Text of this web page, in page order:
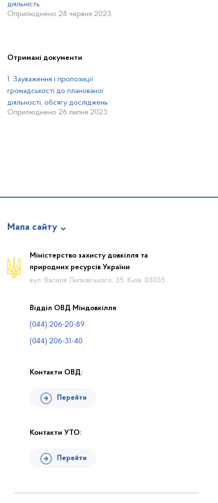
діяльність
Оприлюднено 28 червня 2023
Отримані документи
1. Зауваження і пропозиції
громадськості до планованої
діяльності, обсягу досліджень
Оприлюднено 26 липня 2023
Мапа сайту
Новини
Календар громадських слухань
Законодавча база
Пошук по Реєстру
Карта планової діяльності
Контакти
Міністерство захисту довкілля та
природних ресурсів України
вул. Василя Липківського, 35, Київ, 03035
Відділ ОВД Міндовкілля
(044) 206-20-89
(044) 206-31-40
Контакти ОВД:
Перейти
Контакти УТО:
Перейти